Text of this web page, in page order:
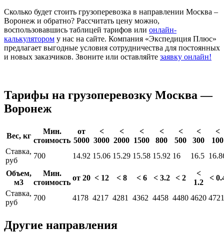
Сколько будет стоить грузоперевозка в направлении Москва –
Воронеж и обратно? Рассчитать цену можно,
воспользовавшись таблицей тарифов или онлайн-
калькулятором у нас на сайте. Компания «Экспедиция Плюс»
предлагает выгодные условия сотрудничества для постоянных
и новых заказчиков. Звоните или оставляйте заявку онлайн!
Тарифы на грузоперевозку Москва —
Воронеж
Вес, кг
Мин.
стоимость
от
5000
<
3000
<
2000
<
1500
<
800
<
500
<
300
<
100
Ставка,
руб
700 14.92 15.06 15.29 15.58 15.92 16 16.5
Объем,
м3
Мин.
стоимость
от 20 < 12 < 8 < 6 < 3.2 < 2
<
1.2
<
Ставка,
руб
700 4178 4217 4281 4362 4458 4480 4620 4721
Другие направления